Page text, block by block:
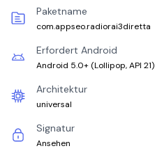
Paketname
com.appseo.radiorai3diretta
Erfordert Android
Android 5.0+ (Lollipop, API 21)
Architektur
universal
Signatur
Ansehen